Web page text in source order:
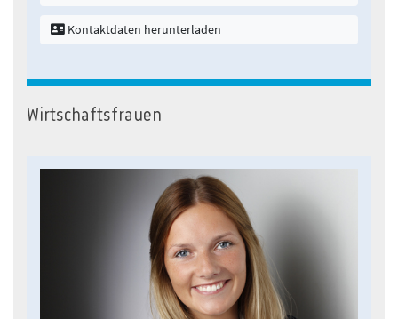
Kontaktdaten herunterladen
Wirtschaftsfrauen